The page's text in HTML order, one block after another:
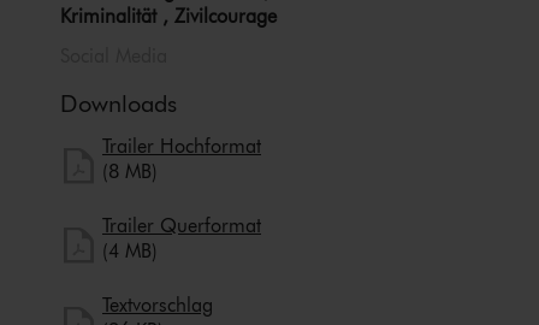
Kriminalität , Zivilcourage
Downloads
Trailer Hochformat herunterladen
Trailer Hochformatherunterladen
(8 MB)
Trailer Querformat herunterladen
Trailer Querformatherunterladen
(4 MB)
Textvorschlag herunterladen
Textvorschlag